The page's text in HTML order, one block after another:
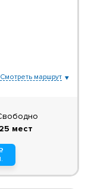
Смотреть маршрут
25 мест